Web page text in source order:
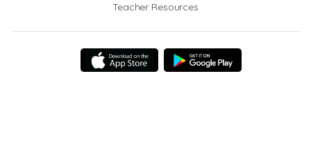
Teacher Resources